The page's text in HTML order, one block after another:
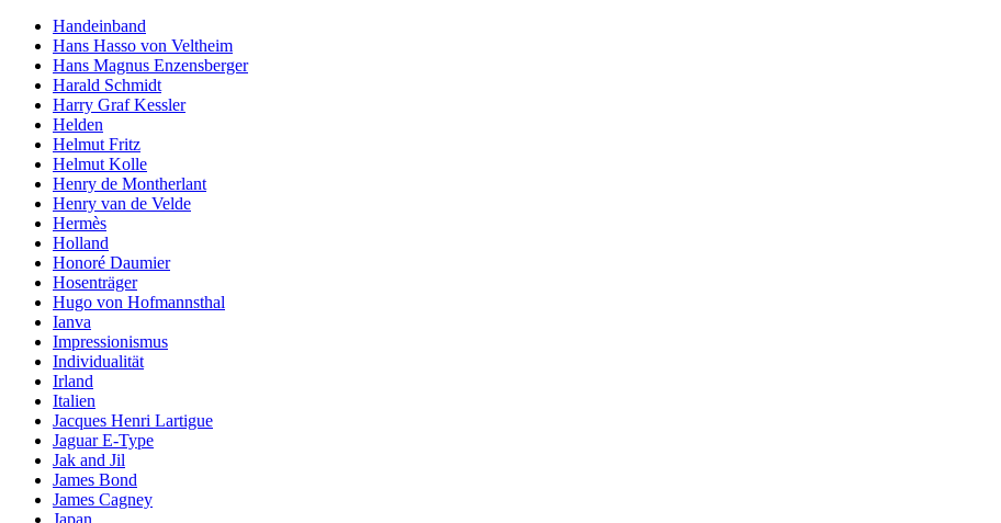
Handeinband
Hans Hasso von Veltheim
Hans Magnus Enzensberger
Harald Schmidt
Harry Graf Kessler
Helden
Helmut Fritz
Helmut Kolle
Henry de Montherlant
Henry van de Velde
Hermès
Holland
Honoré Daumier
Hosenträger
Hugo von Hofmannsthal
Ianva
Impressionismus
Individualität
Irland
Italien
Jacques Henri Lartigue
Jaguar E-Type
Jak and Jil
James Bond
James Cagney